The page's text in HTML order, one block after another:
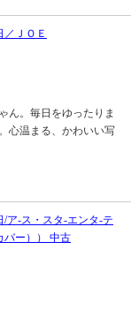
／ＪＯＥ
ん。毎日をゆったりま
心温まる、かわいい写
/ア-ス・スタ-エンタ-テ
バー）） 中古